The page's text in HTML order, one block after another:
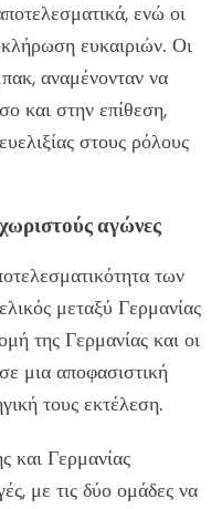
ενώ οι
ευκαιριών. Οι
αναμένονταν να
και στην επίθεση,
στους ρόλους
αγώνες
των
μεταξύ Γερμανίας
της Γερμανίας και οι
μια αποφασιστική
τους εκτέλεση.
και Γερμανίας
με τις δύο ομάδες να